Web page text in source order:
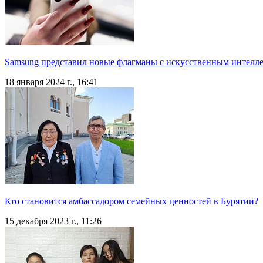
Samsung представил новые флагманы с искусственным
18 января 2024 г., 16:41
Кто становится амбассадором семейных ценностей в Бурятии?
15 декабря 2023 г., 11:26